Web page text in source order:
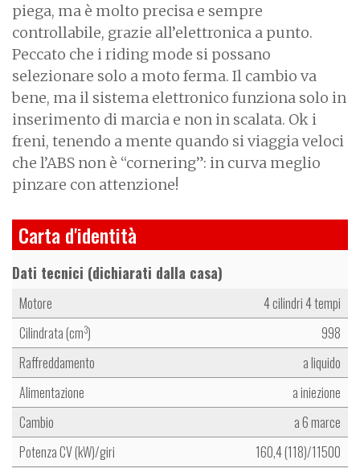
piega, ma è molto precisa e sempre
controllabile, grazie all’elettronica a punto.
Peccato che i riding mode si possano
selezionare solo a moto ferma. Il cambio va
bene, ma il sistema elettronico funziona solo in
inserimento di marcia e non in scalata. Ok i
freni, tenendo a mente quando si viaggia veloci
che l’ABS non è “cornering”: in curva meglio
pinzare con attenzione!
Carta d'identità
Dati tecnici (dichiarati dalla casa)
Motore
4 cilindri 4 tempi
Cilindrata (cm3)
998
Raffreddamento
a liquido
Alimentazione
a iniezione
Cambio
a 6 marce
Potenza CV (kW)/giri
160,4 (118)/11500